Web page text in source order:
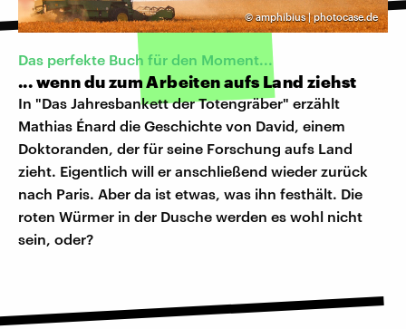
©amphibius | photocase.de
Das perfekte Buch für den Moment...
... wenn du zum Arbeiten aufs Land ziehst
In "Das Jahresbankett der Totengräber" erzählt
Mathias Énard die Geschichte von David, einem
Doktoranden, der für seine Forschung aufs Land
zieht. Eigentlich will er anschließend wieder zurück
nach Paris. Aber da ist etwas, was ihn festhält. Die
roten Würmer in der Dusche werden es wohl nicht
sein, oder?